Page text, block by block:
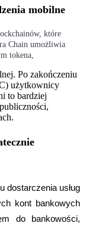
mobilne
które
Chain umożliwia
tokena,
Po zakończeniu
użytkownicy
to bardziej
dostarczenia usług
kont bankowych
do bankowości,